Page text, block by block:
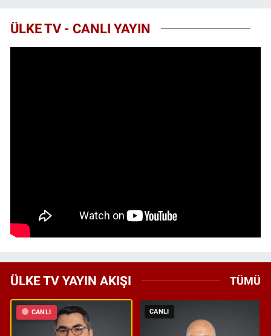
ÜLKE TV - CANLI YAYIN
ÜLKE TV YAYIN AKIŞI TÜMÜ
CANLI CANLI